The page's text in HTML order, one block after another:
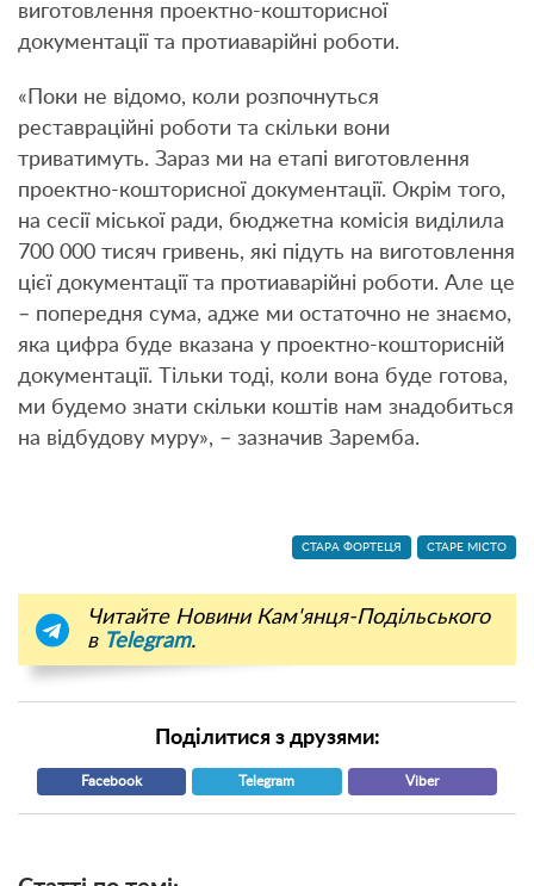
виготовлення проектно-кошторисної
документації та протиаварійні роботи.
«Поки не відомо, коли розпочнуться
реставраційні роботи та скільки вони
триватимуть. Зараз ми на етапі виготовлення
проектно-кошторисної документації. Окрім того,
на сесії міської ради, бюджетна комісія виділила
700 000 тисяч гривень, які підуть на виготовлення
цієї документації та протиаварійні роботи. Але це
– попередня сума, адже ми остаточно не знаємо,
яка цифра буде вказана у проектно-кошторисній
документації. Тільки тоді, коли вона буде готова,
ми будемо знати скільки коштів нам знадобиться
на відбудову муру», – зазначив Заремба.
СТАРА ФОРТЕЦЯ СТАРЕ МІСТО
Читайте Новини Кам'янця-Подільського
в Telegram.
Поділитися з друзями:
Facebook Telegram Viber